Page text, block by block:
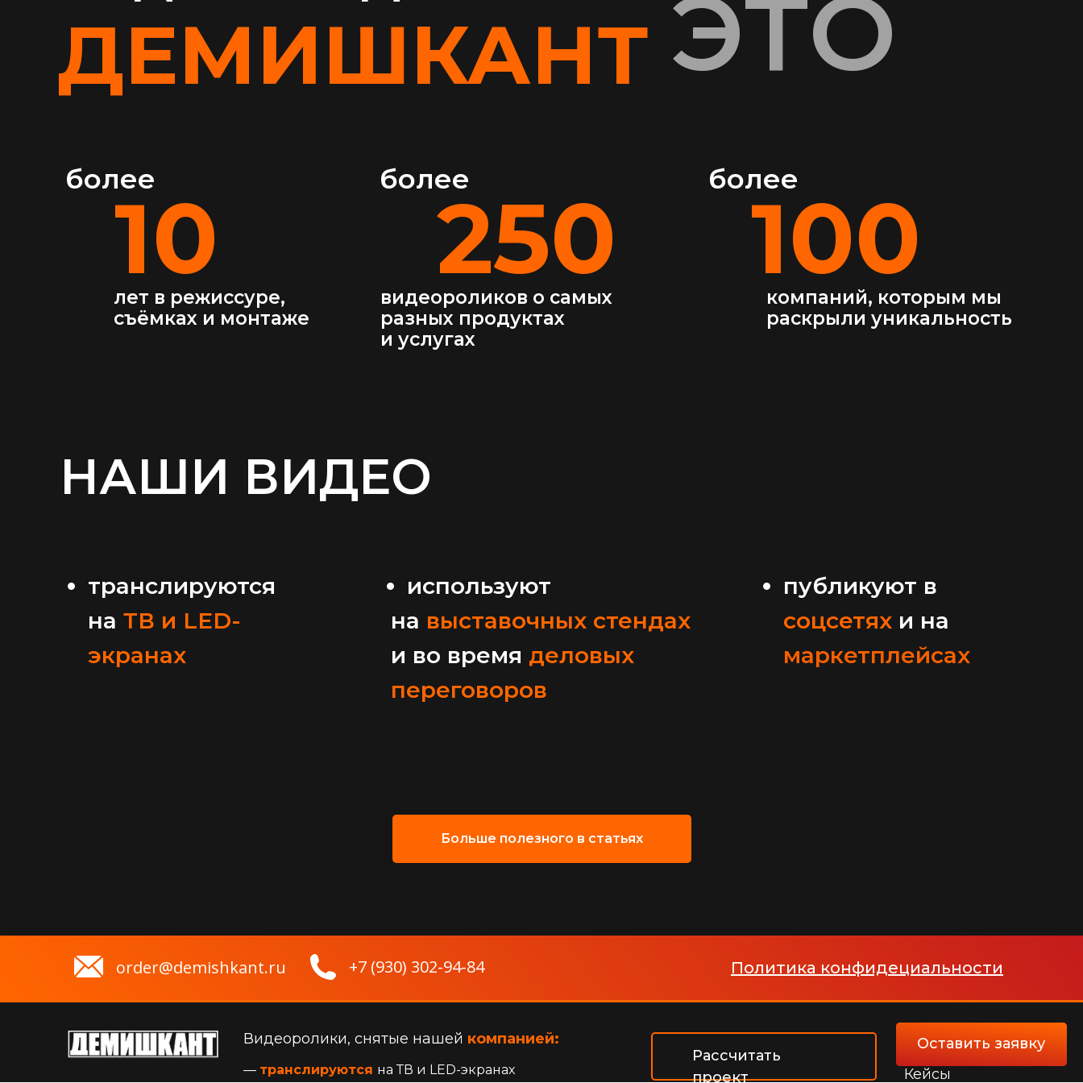
ЭТО
более более более
10 250 100
лет в режиссуре,
съёмках и монтаже
видеороликов о самых
разных продуктах
и услугах
компаний, которым мы
раскрыли уникальность
ДЕМИШКАНТ
транслируются
на ТВ и LED-
экранах
используют
на выставочных стендах
и во время деловых
переговоров
публикуют в
соцсетях и на
маркетплейсах
НАШИ ВИДЕО
Больше полезного в статьях
Политика конфидециальности
+7 (930) 302-94-84
order@demishkant.ru
Видеоролики, снятые нашей компанией:
— транслируются на ТВ и LED-экранах
Портфолио
Кейсы
Рассчитать
проект
Оставить заявку